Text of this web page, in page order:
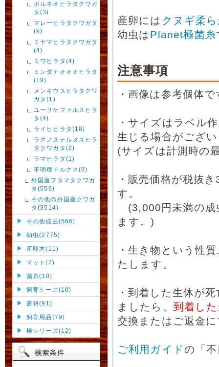
ボルネオヒラタクワガ
タ(3)
マレーヒラタクワガタ
(9)
ミヤマヒラタクワガタ
(4)
ミワヒラタ(4)
ミンダナオオオヒラタ
(19)
メンキウスヒラタクワ
ガタ(1)
ユーリケファルスヒラ
タ(4)
ライヒヒラタ(18)
ラクノステルヌスヒラ
タクワガタ(2)
ラマヒラタ(1)
不明種ドルクス(9)
外国産フタマタクワガ
タ(559)
その他の外国産クワガ
タ(3514)
その他成虫(566)
幼虫(2775)
産卵木(11)
マット(7)
菌糸(10)
飼育ケース(10)
書籍(91)
飼育用品(79)
極シリーズ(12)
産卵には クヌギ柔
幼虫は Planet極菌糸
注意事項
・画像は参考個体
・サイズはラベル
生じる場合がござ
(サイズは計測時の
・販売価格が税抜
す。
(3,000円未満の成
ます。)
・生き物という性
たします。
・到着した生体が
ましたら、 到着し
交換またはご返金
ご利用ガイドの「